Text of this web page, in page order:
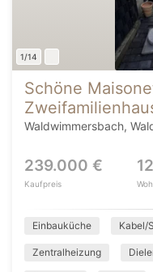
1/14
Schöne
Waldwimmersbach,
239.000 €
Kaufpreis
Einbauküche Kabel/
Zentralheizung